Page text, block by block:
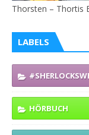
Thorsten – Thortis
LABELS
HÖRBUCH